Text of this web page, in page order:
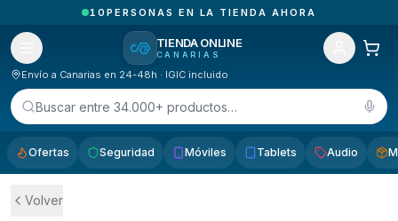
PEDIDOS RECIBIDOS HOY EN CANARIAS
TIENDA ONLINE
CANARIAS
Envío a Canarias en 24-48h · IGIC incluido
Buscar entre 34.000+ productos…
Ofertas Seguridad Móviles Tablets Audio
Volver